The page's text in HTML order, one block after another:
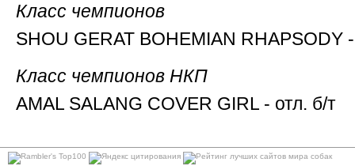
Класс чемпионов
SHOU GERAT BOHEMIAN RHAPSODY
Класс чемпионов НКП
AMAL SALANG COVER GIRL - отл. б/т